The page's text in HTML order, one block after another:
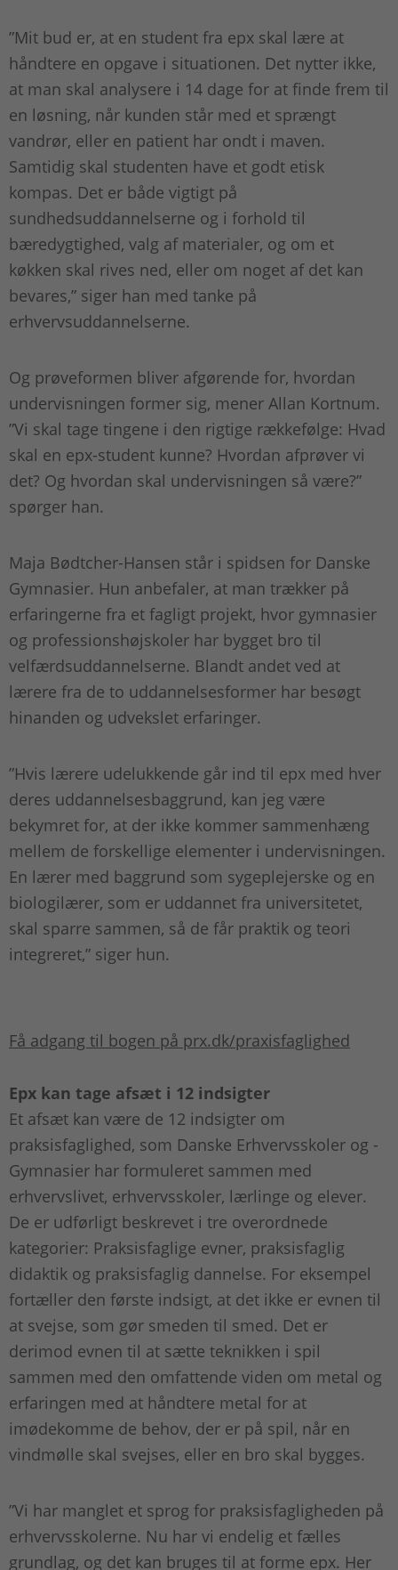
”Mit bud er, at en student fra epx skal lære at
håndtere en opgave i situationen. Det nytter ikke,
at man skal analysere i 14 dage for at finde frem til
en løsning, når kunden står med et sprængt
vandrør, eller en patient har ondt i maven.
Samtidig skal studenten have et godt etisk
kompas. Det er både vigtigt på
sundhedsuddannelserne og i forhold til
bæredygtighed, valg af materialer, og om et
køkken skal rives ned, eller om noget af det kan
bevares,” siger han med tanke på
erhvervsuddannelserne.
Og prøveformen bliver afgørende for, hvordan
undervisningen former sig, mener Allan Kortnum.
”Vi skal tage tingene i den rigtige rækkefølge: Hvad
skal en epx-student kunne? Hvordan afprøver vi
det? Og hvordan skal undervisningen så være?”
spørger han.
Maja Bødtcher-Hansen står i spidsen for Danske
Gymnasier. Hun anbefaler, at man trækker på
erfaringerne fra et fagligt projekt, hvor gymnasier
og professionshøjskoler har bygget bro til
velfærdsuddannelserne. Blandt andet ved at
lærere fra de to uddannelsesformer har besøgt
hinanden og udvekslet erfaringer.
”Hvis lærere udelukkende går ind til epx med hver
deres uddannelsesbaggrund, kan jeg være
bekymret for, at der ikke kommer sammenhæng
mellem de forskellige elementer i undervisningen.
En lærer med baggrund som sygeplejerske og en
biologilærer, som er uddannet fra universitetet,
skal sparre sammen, så de får praktik og teori
integreret,” siger hun.
Få adgang til bogen på prx.dk/praxisfaglighed
Epx kan tage afsæt i 12 indsigter
Et afsæt kan være de 12 indsigter om
praksisfaglighed, som Danske Erhvervsskoler og -
Gymnasier har formuleret sammen med
erhvervslivet, erhvervsskoler, lærlinge og elever.
De er udførligt beskrevet i tre overordnede
kategorier: Praksisfaglige evner, praksisfaglig
didaktik og praksisfaglig dannelse. For eksempel
fortæller den første indsigt, at det ikke er evnen til
at svejse, som gør smeden til smed. Det er
derimod evnen til at sætte teknikken i spil
sammen med den omfattende viden om metal og
erfaringen med at håndtere metal for at
imødekomme de behov, der er på spil, når en
vindmølle skal svejses, eller en bro skal bygges.
”Vi har manglet et sprog for praksisfagligheden på
erhvervsskolerne. Nu har vi endelig et fælles
grundlag, og det kan bruges til at forme epx. Her